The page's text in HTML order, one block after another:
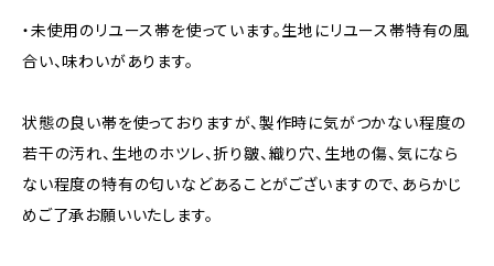
・未使用のリユース帯を使っています。生地にリユース帯特有の風
合い、味わいがあります。
状態の良い帯を使っておりますが、製作時に気がつかない程度の
若干の汚れ、生地のホツレ、折り皺、織り穴、生地の傷、気になら
ない程度の特有の匂いなどあることがございますので、あらかじ
めご了承お願いいたします。